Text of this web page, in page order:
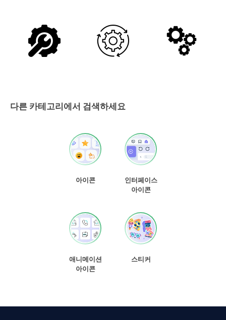
다른 카테고리에서 검색하세요
아이콘
인터페이스
아이콘
애니메이션
아이콘
스티커